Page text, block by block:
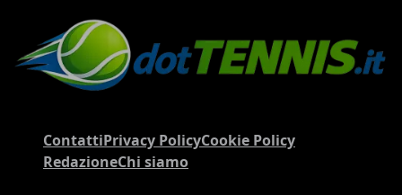
ContattiPrivacy PolicyCookie Policy
RedazioneChi siamo